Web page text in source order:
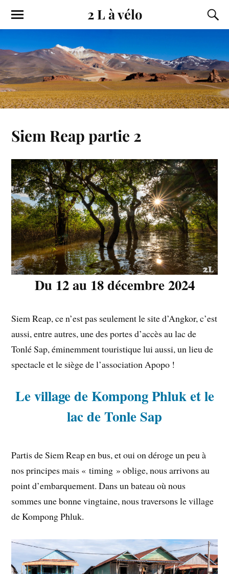
2 L à vélo
Siem Reap partie 2
Du 12 au 18 décembre2024
Siem Reap, ce n’est pas seulement le site d’Angkor, c’est
aussi, entre autres, une des portes d’accès au lac de
Tonlé Sap, éminemment touristique lui aussi, un lieu de
spectacle et le siège de l’association Apopo !
Le village de Kompong Phluk et le
lac de Tonle Sap
Partis de Siem Reap en bus, et oui on déroge un peu à
nos principes mais « timing » oblige, nous arrivons au
point d’embarquement. Dans un bateau où nous
sommes une bonne vingtaine, nous traversons le village
de Kompong Phluk.